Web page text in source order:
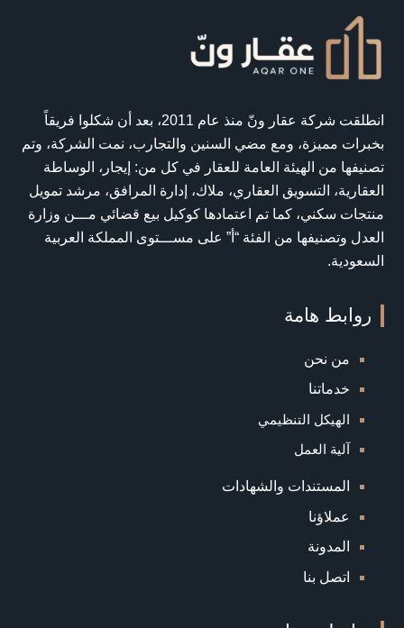
انطلقت شركة عقار ونّ منذ عام 2011، بعد أن شكلوا فريقاً
بخبرات مميزة، ومع مضي السنين والتجارب، نمت الشركة، وتم
تصنيفها من الهيئة العامة للعقار في كل من: إيجار، الوساطة
العقارية، التسويق العقاري، ملاك، إدارة المرافق، مرشد تمويل
منتجات سكني، كما تم اعتمادها كوكيل بيع قضائي مـــن وزارة
العدل وتصنيفها من الفئة “أ” على مســـتوى المملكة العربية
السعودية.
روابط هامة
من نحن
خدماتنا
الهيكل التنظيمي
آلية العمل
المستندات والشهادات
عملاؤنا
المدونة
اتصل بنا